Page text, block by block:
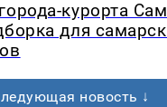
курорта
для
новость ↓